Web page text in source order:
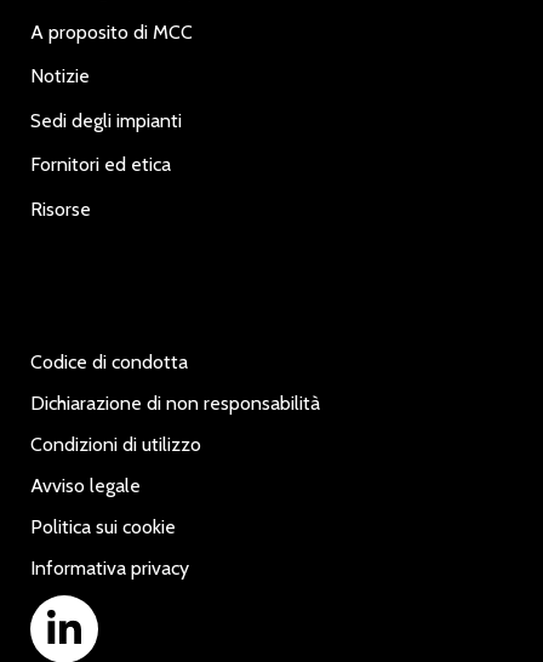
A proposito di MCC
Notizie
Sedi degli impianti
Fornitori ed etica
Risorse
Codice di condotta
Dichiarazione di non responsabilità
Condizioni di utilizzo
Avviso legale
Politica sui cookie
Informativa privacy